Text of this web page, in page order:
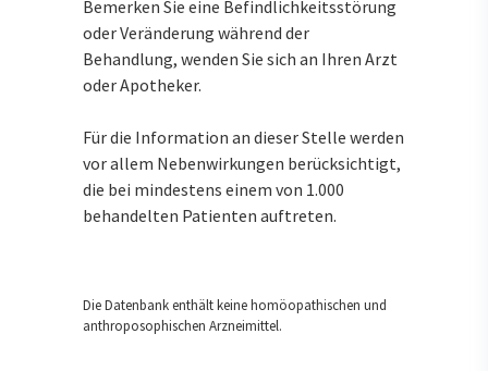
Bemerken Sie eine Befindlichkeitsstörung
oder Veränderung während der
Behandlung, wenden Sie sich an Ihren Arzt
oder Apotheker.
Für die Information an dieser Stelle werden
vor allem Nebenwirkungen berücksichtigt,
die bei mindestens einem von 1.000
behandelten Patienten auftreten.
Die Datenbank enthält keine homöopathischen und
anthroposophischen Arzneimittel.